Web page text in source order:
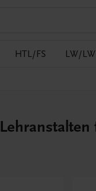
HTL/FS LW/